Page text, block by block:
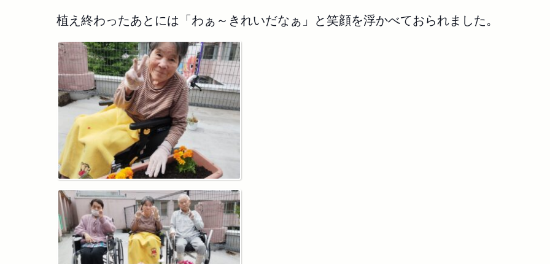
植え終わったあとには「わぁ～きれいだなぁ」と笑顔を浮かべておられました。